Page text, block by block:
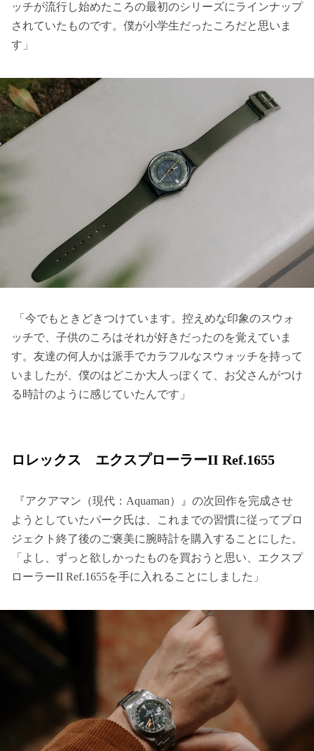
ッチが流行し始めたころの最初のシリーズにラインナップ
されていたものです。僕が小学生だったころだと思いま
す」
「今でもときどきつけています。控えめな印象のスウォ
ッチで、子供のころはそれが好きだったのを覚えていま
す。友達の何人かは派手でカラフルなスウォッチを持って
いましたが、僕のはどこか大人っぽくて、お父さんがつけ
る時計のように感じていたんです」
ロレックス エクスプローラーII Ref.1655
『アクアマン（現代：Aquaman）』の次回作を完成させ
ようとしていたパーク氏は、これまでの習慣に従ってプロ
ジェクト終了後のご褒美に腕時計を購入することにした。
「よし、ずっと欲しかったものを買おうと思い、エクスプ
ローラーII Ref.1655を手に入れることにしました」